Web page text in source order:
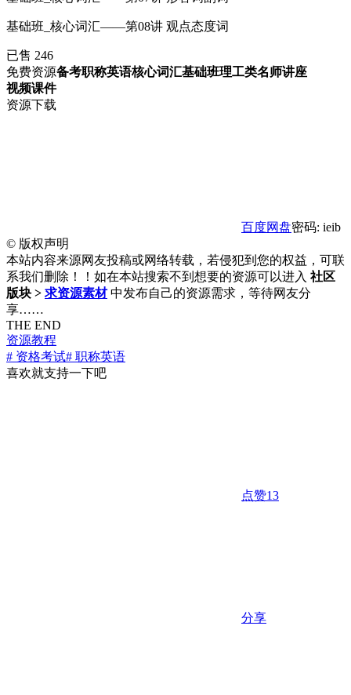
基础班_核心词汇——第08讲 观点态度词
已售 246
免费资源备考职称英语核心词汇基础班理工类名师讲座
视频课件
资源下载
百度网盘密码: ieib
© 版权声明
本站内容来源网友投稿或网络转载，若侵犯到您的权益，可联
系我们删除！！如在本站搜索不到想要的资源可以进入 社区
版块 > 求资源素材 中发布自己的资源需求，等待网友分
享……
THE END
资源教程
# 资格考试# 职称英语
喜欢就支持一下吧
点赞13
分享